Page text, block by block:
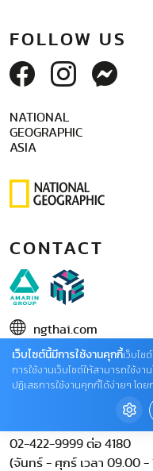
FOLLOW US
NATIONAL
GEOGRAPHIC
ASIA
CONTACT
ngthai.com
บริษัท เอเอ็มอี อิมเมจิเ
ในเครือ บริษัท อมรินทร์ คอ
ติดต่อแจ้งปัญหาหรือร้องเรี
02-422-9999 ต่อ 4180
(จันทร์ - ศุกร์ เวลา 09.00 -
เว็บไซต์นี้มีการใช้งานคุกกี้เว็บไ
การใช้งานเว็บไซต์ให้สามารถใช้
ปฏิเสธการใช้งานคุกกี้ได้ง่ายๆ โด